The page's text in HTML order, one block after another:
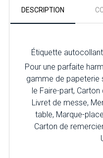
DESCRIPTION
Étiquette
Pour une parfaite
gamme de papeterie
le Faire-part, Carton
Livret de messe,
table, Marque-
Carton de